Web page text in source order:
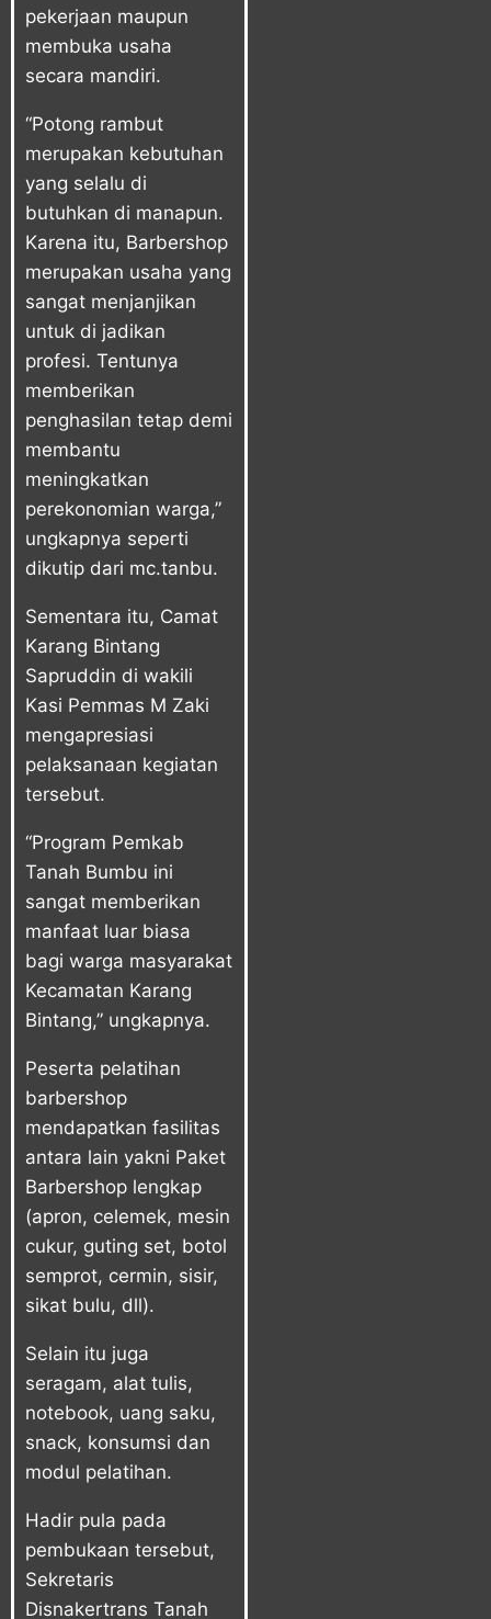
pekerjaan maupun
membuka usaha
secara mandiri.
“Potong rambut
merupakan kebutuhan
yang selalu di
butuhkan di manapun.
Karena itu, Barbershop
merupakan usaha yang
sangat menjanjikan
untuk di jadikan
profesi. Tentunya
memberikan
penghasilan tetap demi
membantu
meningkatkan
perekonomian warga,”
ungkapnya seperti
dikutip dari mc.tanbu.
Sementara itu, Camat
Karang Bintang
Sapruddin di wakili
Kasi Pemmas M Zaki
mengapresiasi
pelaksanaan kegiatan
tersebut.
“Program Pemkab
Tanah Bumbu ini
sangat memberikan
manfaat luar biasa
bagi warga masyarakat
Kecamatan Karang
Bintang,” ungkapnya.
Peserta pelatihan
barbershop
mendapatkan fasilitas
antara lain yakni Paket
Barbershop lengkap
(apron, celemek, mesin
cukur, guting set, botol
semprot, cermin, sisir,
sikat bulu, dll).
Selain itu juga
seragam, alat tulis,
notebook, uang saku,
snack, konsumsi dan
modul pelatihan.
Hadir pula pada
pembukaan tersebut,
Sekretaris
Disnakertrans Tanah